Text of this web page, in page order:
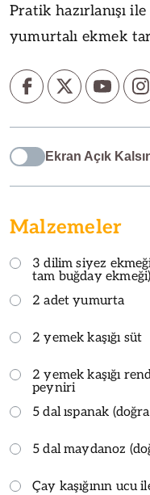
Pratik hazırlanışı
yumurtalı ekmek
Ekran Açık
Malzemeler
3 dilim siyez
tam buğday ekmeği)
2 adet yumurta
2 yemek kaşığı süt
2 yemek kaşığı
peyniri
5 dal ıspanak
5 dal maydanoz
Çay kaşığının ucu